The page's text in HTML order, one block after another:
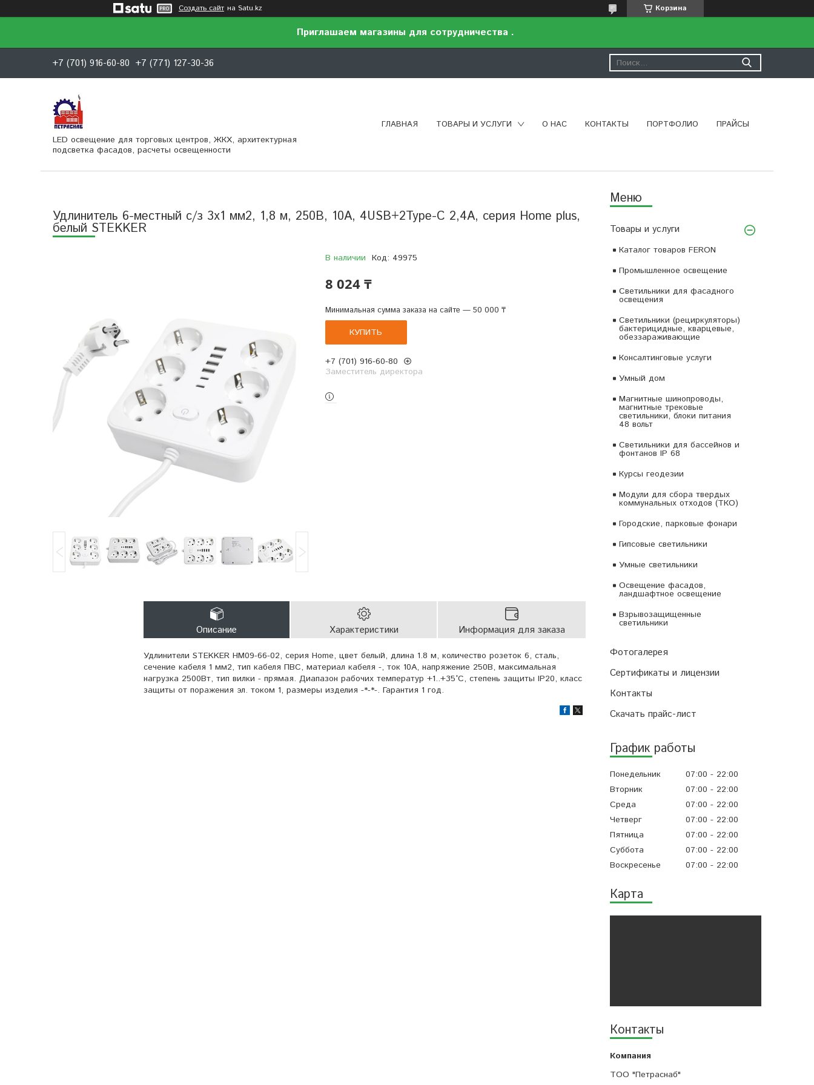
Создать сайт на Satu.kz Корзина
Приглашаем магазины для сотрудничества .
+7 (701) 916-60-80 +7 (771) 127-30-36
LED освещение для торговых центров, ЖКХ, архитектурная
подсветка фасадов, расчеты освещенности
ГЛАВНАЯ ТОВАРЫ И УСЛУГИ О НАС КОНТАКТЫ ПОРТФОЛИО ПРАЙСЫ
Товары и услуги
Каталог товаров FERON
Промышленное освещение
Светильники для фасадного
освещения
Светильники (рециркуляторы)
бактерицидные, кварцевые,
обеззараживающие
Консалтинговые услуги
Умный дом
Магнитные шинопроводы,
магнитные трековые
светильники, блоки питания
48 вольт
Светильники для бассейнов и
фонтанов IP 68
Курсы геодезии
Модули для сбора твердых
коммунальных отходов (ТКО)
Городские, парковые фонари
Гипсовые светильники
Умные светильники
Освещение фасадов,
ландшафтное освещение
Взрывозащищенные
светильники
Фотогалерея
Сертификаты и лицензии
Контакты
Скачать прайс-лист
График работы
Понедельник 07:00
22:00
Вторник
07:00
22:00
Среда
07:00
22:00
Четверг
07:00
22:00
Пятница
07:00
22:00
Суббота
07:00
22:00
Воскресенье
07:00 22:00
Карта
Контакты
ТОО "Петраснаб"
Удлинитель 6-местный c/з 3x1 мм2, 1,8 м, 250В, 10А, 4USB+2Type-C 2,4А, серия Home plus,
белый STEKKER
В наличии Код: 49975
8 024 ₸
Минимальная сумма заказа на сайте — 50 000 ₸
КУПИТЬ
+7 (701) 916-60-80
Заместитель директора
Описание Характеристики Информация для заказа
Удлинители STEKKER HM09-66-02, серия Home, цвет белый, длина 1.8 м, количество розеток 6, сталь,
сечение кабеля 1 мм2, тип кабеля ПВС, материал кабеля -, ток 10А, напряжение 250В, максимальная
нагрузка 2500Вт, тип вилки - прямая. Диапазон рабочих температур +1..+35°C, степень защиты IP20, класс
защиты от поражения эл. током 1, размеры изделия -*-*-. Гарантия 1 год.